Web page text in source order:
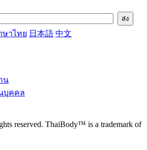
ษาไทย 日本語 中文
น
บุคคล
reserved. ThaiBody™ is a trademark of